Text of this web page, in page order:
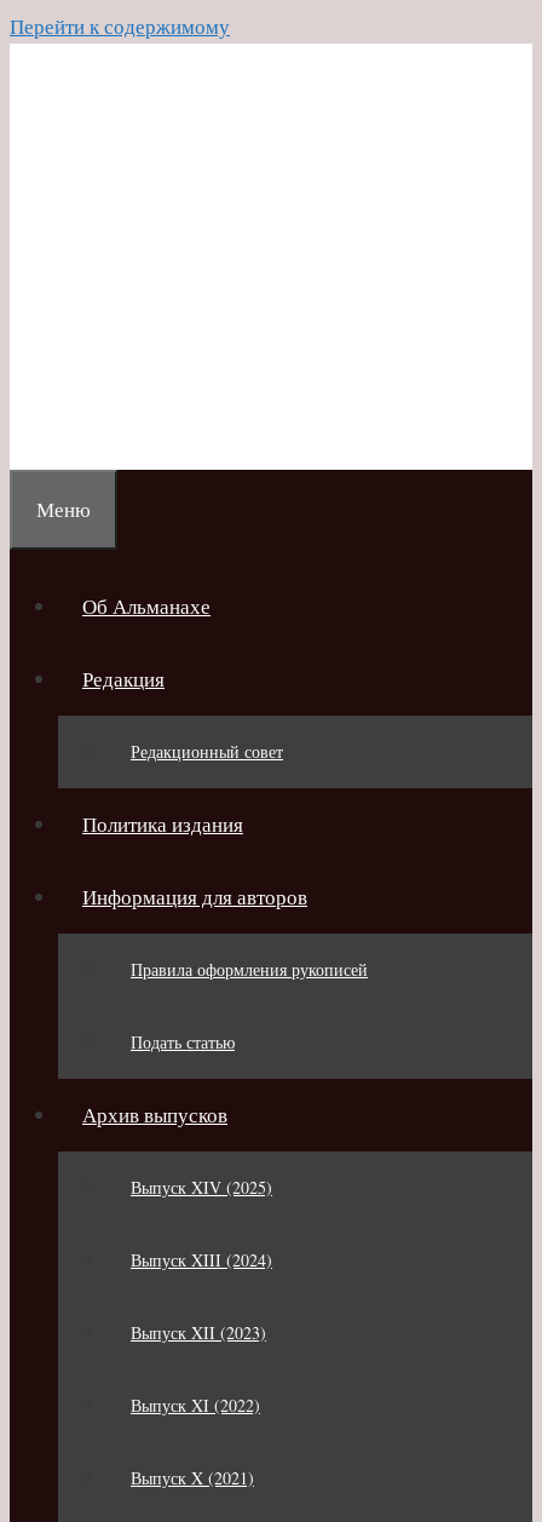
Перейти к содержимому
Меню
Об Альманахе
Редакция
Редакционный совет
Политика издания
Информация для авторов
Правила оформления рукописей
Подать статью
Архив выпусков
Выпуск XIV (2025)
Выпуск XIII (2024)
Выпуск XII (2023)
Выпуск XI (2022)
Выпуск X (2021)